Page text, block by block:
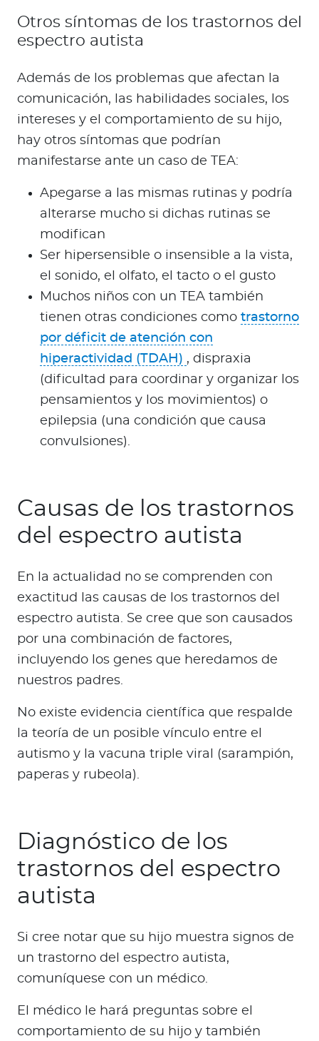
Otros síntomas de los trastornos del
espectro autista
Además de los problemas que afectan la
comunicación, las habilidades sociales, los
intereses y el comportamiento de su hijo,
hay otros síntomas que podrían
manifestarse ante un caso de TEA:
Apegarse a las mismas rutinas y podría
alterarse mucho si dichas rutinas se
modifican
Ser hipersensible o insensible a la vista,
el sonido, el olfato, el tacto o el gusto
Muchos niños con un TEA también
tienen otras condiciones como trastorno
por déficit de atención con
hiperactividad (TDAH) , dispraxia
(dificultad para coordinar y organizar los
pensamientos y los movimientos) o
epilepsia (una condición que causa
convulsiones).
Causas de los trastornos
del espectro autista
En la actualidad no se comprenden con
exactitud las causas de los trastornos del
espectro autista. Se cree que son causados
por una combinación de factores,
incluyendo los genes que heredamos de
nuestros padres.
No existe evidencia científica que respalde
la teoría de un posible vínculo entre el
autismo y la vacuna triple viral (sarampión,
paperas y rubeola).
Diagnóstico de los
trastornos del espectro
autista
Si cree notar que su hijo muestra signos de
un trastorno del espectro autista,
comuníquese con un médico.
El médico le hará preguntas sobre el
comportamiento de su hijo y también